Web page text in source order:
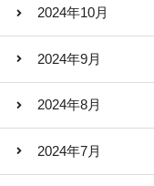
2024年10月
2024年9月
2024年8月
2024年7月